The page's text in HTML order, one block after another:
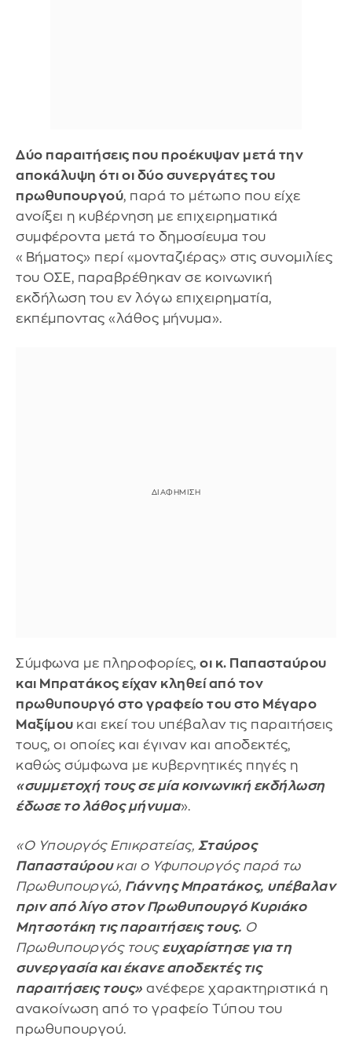
Δύο παραιτήσεις που προέκυψαν μετά την
αποκάλυψη ότι οι δύο συνεργάτες του
πρωθυπουργού, παρά το μέτωπο που είχε
ανοίξει η κυβέρνηση με επιχειρηματικά
συμφέροντα μετά το δημοσίευμα του
«Βήματος» περί «μονταζιέρας» στις συνομιλίες
του ΟΣΕ, παραβρέθηκαν σε κοινωνική
εκδήλωση του εν λόγω επιχειρηματία,
εκπέμποντας «λάθος μήνυμα».
Σύμφωνα με πληροφορίες, οι κ. Παπασταύρου
και Μπρατάκος είχαν κληθεί από τον
πρωθυπουργό στο γραφείο του στο Μέγαρο
Μαξίμου και εκεί του υπέβαλαν τις παραιτήσεις
τους, οι οποίες και έγιναν και αποδεκτές,
καθώς σύμφωνα με κυβερνητικές πηγές η
«συμμετοχή τους σε μία κοινωνική εκδήλωση
έδωσε το λάθος μήνυμα».
«Ο Υπουργός Επικρατείας, Σταύρος
Παπασταύρουκαι ο Υφυπουργός παρά τω
Πρωθυπουργώ, Γιάννης Μπρατάκος, υπέβαλαν
πριν από λίγο στον Πρωθυπουργό Κυριάκο
Μητσοτάκη τις παραιτήσεις τους. Ο
Πρωθυπουργός τους ευχαρίστησε για τη
συνεργασία και έκανε αποδεκτές τις
παραιτήσεις τους» ανέφερε χαρακτηριστικά η
ανακοίνωση από το γραφείο Τύπου του
πρωθυπουργού.